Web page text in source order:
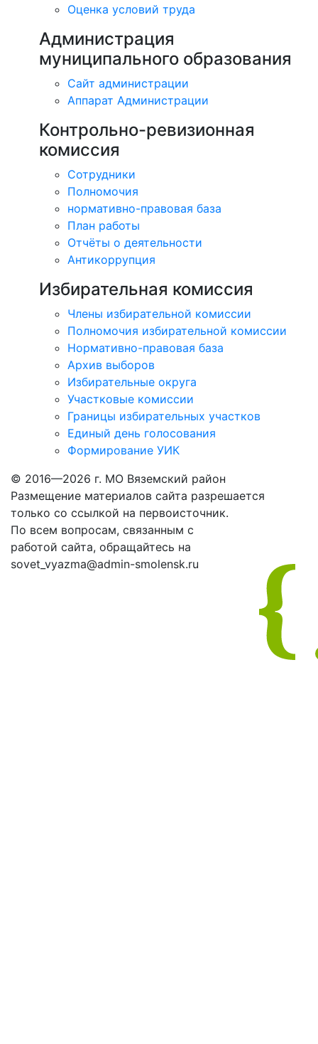
Оценка условий труда
Администрация
муниципального образования
Сайт администрации
Аппарат Администрации
Контрольно-ревизионная
комиссия
Сотрудники
Полномочия
нормативно-правовая база
План работы
Отчёты о деятельности
Антикоррупция
Избирательная комиссия
Члены избирательной комиссии
Полномочия избирательной комиссии
Нормативно-правовая база
Архив выборов
Избирательные округа
Участковые комиссии
Границы избирательных участков
Единый день голосования
Формирование УИК
© 2016—2026 г. МО Вяземский район
Размещение материалов сайта разрешается
только со ссылкой на первоисточник.
По всем вопросам, связанным с
работой сайта, обращайтесь на
sovet_vyazma@admin-smolensk.ru